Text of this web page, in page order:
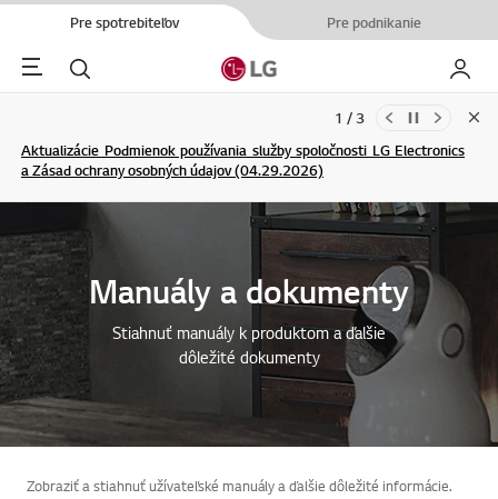
Pre spotrebiteľov Pre podnikanie
Menu Hľadať Moje
Aktualizácie Podmienok používania služby spoločnosti LG Electronics
a Zásad ochrany osobných údajov (04.29.2026)
ĎALŠIE INFORMÁCIE
1 / 3
Manuály a dokumenty
Stiahnuť manuály k produktom a ďalšie
dôležité dokumenty
Zobraziť a stiahnuť užívateľské manuály a ďalšie dôležité informácie.